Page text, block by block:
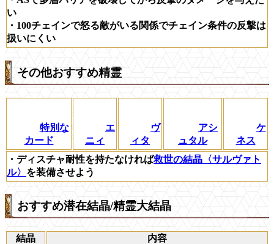
い
・100チェインで怒る敵がいる関係でチェイン条件の反撃は
扱いにくい
その他おすすめ精霊
特別な
カード
エ
ニィ
ヴ
ィタ
アシ
ュタル
ケ
ネス
・ディスチャ耐性を持たなければ救世の結晶〈サルヴァト
ル〉 を装備させよう
おすすめ潜在結晶/精霊大結晶
結晶
内容